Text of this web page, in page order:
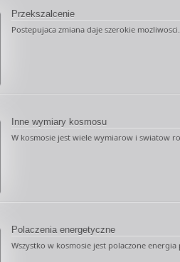
Przekszalcenie
Postepujaca zmiana daje szerokie
Inne wymiary kosmosu
W kosmosie jest wiele wymiarow i swiatow
Polaczenia energetyczne
Wszystko w kosmosie jest polaczone energia